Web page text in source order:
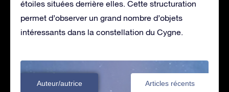
étoiles situées derrière elles. Cette structuration
permet d’observer un grand nombre d’objets
intéressants dans la constellation du Cygne.
Auteur/autrice Articles récents